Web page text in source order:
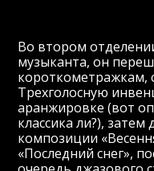
Во втором
музыканта, он
короткометражкам,
Трехголосную
аранжировке (вот
классика ли?),
композиции
«Последний снег»,